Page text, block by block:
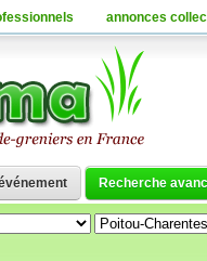
Recherche
annonces